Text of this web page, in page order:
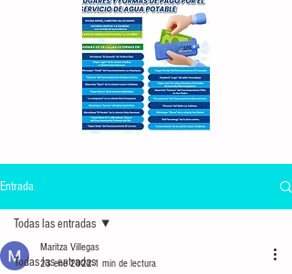
Entrada
Todas las entradas
Todas las entradas
Maritza Villegas
23 ene 20221 min de lectura